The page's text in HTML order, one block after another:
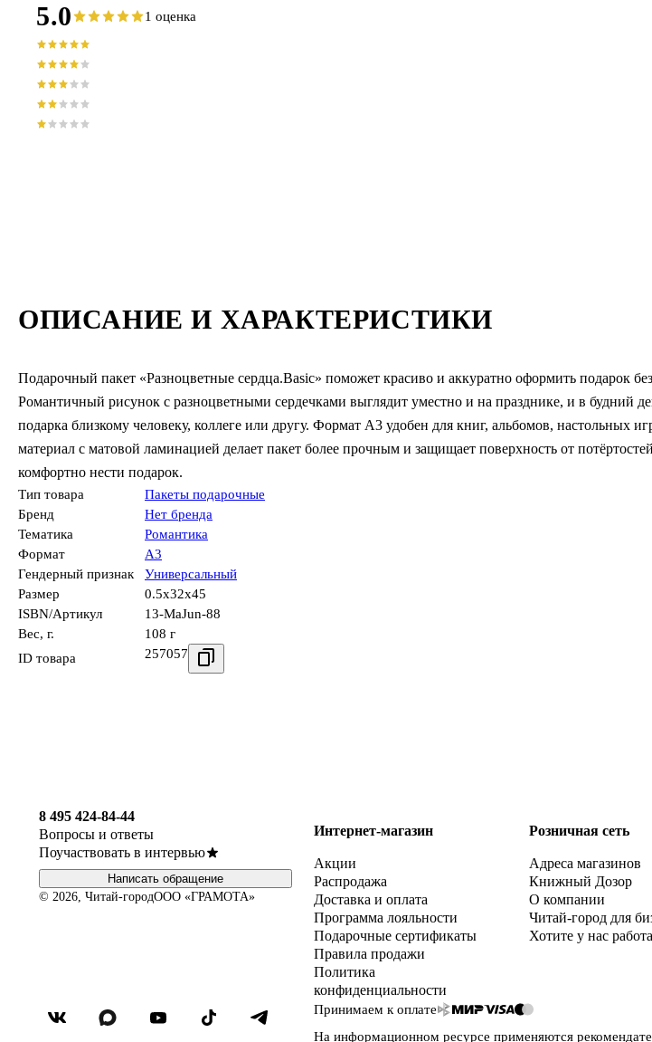
ОПИСАНИЕ И ХАРАКТЕРИСТИКИ
Подарочный пакет «Разноцветные сердца.Basic» поможет красиво и аккуратно оформить подарок
Романтичный рисунок с разноцветными сердечками выглядит уместно и на празднике, и в будний
подарка близкому человеку, коллеге или другу. Формат А3 удобен для книг, альбомов, настольных
материал с матовой ламинацией делает пакет более прочным и защищает поверхность от
комфортно нести подарок.
Тип товара
Пакеты подарочные
Бренд
Нет бренда
Тематика
Романтика
Формат
А3
Гендерный признак
Универсальный
Размер
0.5x32x45
ISBN/Артикул
13-MaJun-88
Вес, г.
108 г
ID товара
257057
5.0 1 оценка
8 495 424-84-44
Вопросы и ответы
Поучаствовать в интервью
Написать обращение
© 2026, Читай-городООО «ГРАМОТА»
Интернет-магазин
Акции
Распродажа
Доставка и оплата
Программа лояльности
Подарочные сертификаты
Правила продажи
Политика
конфиденциальности
Розничная сеть
Адреса магазинов
Книжный Дозор
О компании
Читай-город для
Хотите у нас
Принимаем к оплате
На информационном ресурсе применяются